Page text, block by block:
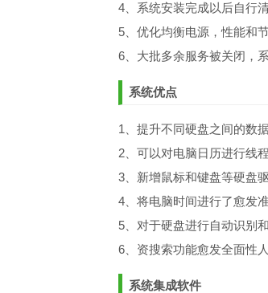
4、系统安装完成以后自行
5、优化均衡电源，性能和
6、大批多余服务被关闭，
系统优点
1、提升不同硬盘之间的数
2、可以对电脑日历进行线
3、新增鼠标和键盘等硬盘
4、将电脑时间进行了愈发
5、对于硬盘进行自动识别
6、资搜索功能愈发全面性
系统集成软件